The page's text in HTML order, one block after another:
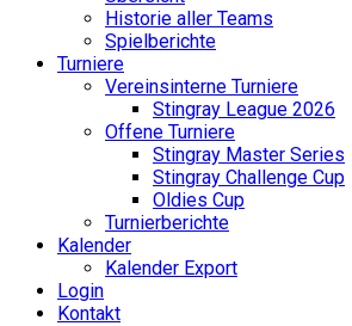
Historie aller Teams
Spielberichte
Turniere
Vereinsinterne Turniere
Stingray League 2026
Offene Turniere
Stingray Master Series
Stingray Challenge Cup
Oldies Cup
Turnierberichte
Kalender
Kalender Export
Login
Kontakt